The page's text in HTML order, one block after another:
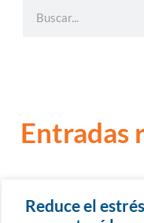
Entradas
Reduce el